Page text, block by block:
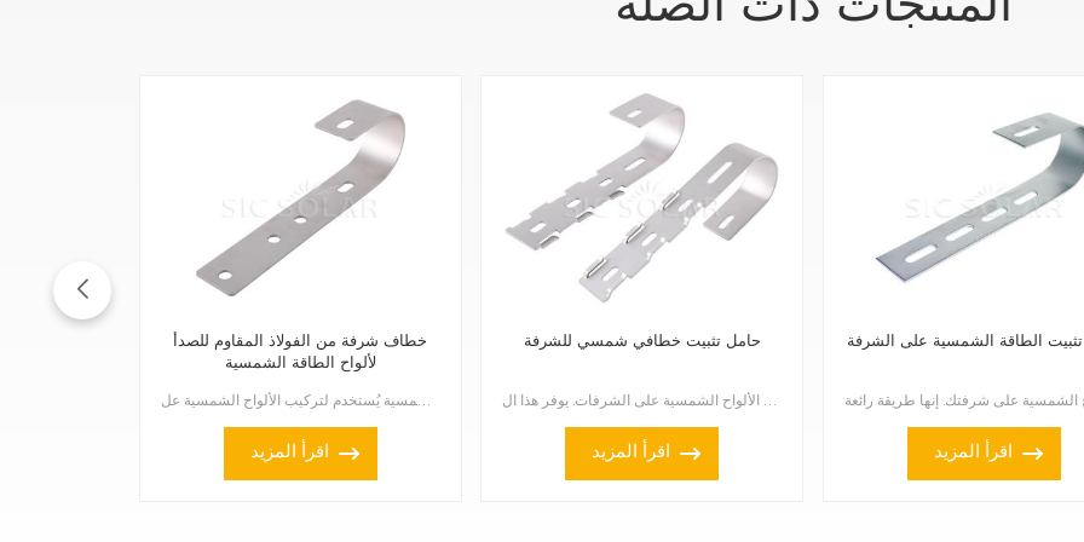
خطاف شرفة من الفولاذ المقاوم للصدأ
لألواح الطاقة الشمسية
خطاف الشرفة المصنوع من الفولاذ المقاوم للصدأ لألواح الطاقة الشمسية يُستخدم لتركيب الألواح الشمسية عل...
اقرأ المزيد
حامل تثبيت خطافي شمسي للشرفة
حامل تثبيت الألواح الشمسية للشرفات هو حل عملي ومبتكر لتركيب الألواح الشمسية على الشرفات. يوفر هذا ال...
اقرأ المزيد
الطاقة الشمسية على الشرفة
اقرأ المزيد